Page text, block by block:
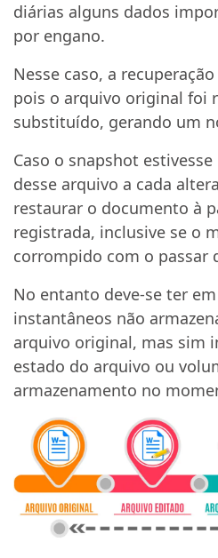
diárias alguns dados
por engano.
Nesse caso, a
pois o arquivo original foi
substituído, gerando um
Caso o snapshot
desse arquivo a cada
restaurar o documento à
registrada, inclusive se o
corrompido com o passar
No entanto deve-se ter
instantâneos não
arquivo original, mas sim
estado do arquivo ou
armazenamento no